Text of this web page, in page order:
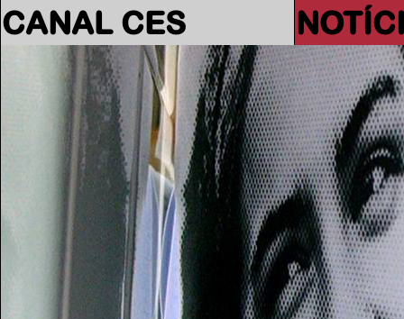
CANAL CES